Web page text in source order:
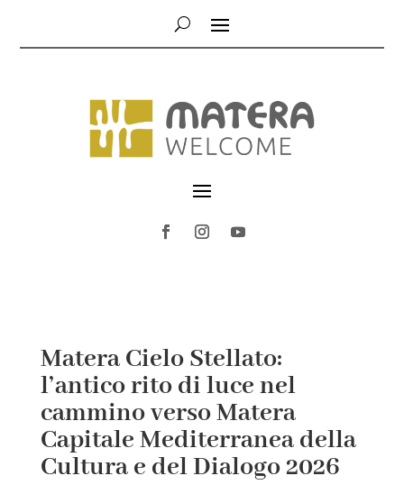
Matera Cielo Stellato:
l’antico rito di luce nel
cammino verso Matera
Capitale Mediterranea della
Cultura e del Dialogo 2026